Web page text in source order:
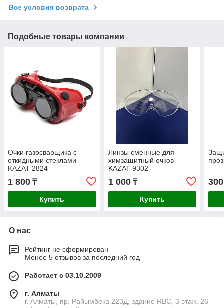
Все условия возврата
Подобные товары компании
Очки газосварщика с
откидными стеклами
KAZAT 2824
1 800 ₸
Купить
Линзы сменные для
химзащитный очков
KAZAT 9302
1 000₸
Купить
300
О нас
Рейтинг не сформирован
Менее 5 отзывов за последний год
Работает с 03.10.2009
г. Алматы
г. Алматы, пр. Райымбека 223Д, здание RBC, 3 этаж, 26